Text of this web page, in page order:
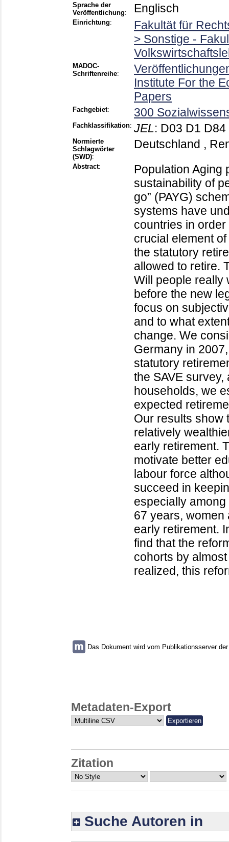
Sprache der
Veröffentlichung: Englisch
Einrichtung:
Fakultät für
> Sonstige -
MADOC-
Schriftenreihe:
Institute For the
Papers
Fachgebiet: 300
Fachklassifikation: JEL: D03 D1 D84
Normierte
Schlagwörter
(SWD):
Deutschland ,
Abstract:
Population Aging
sustainability of
go” (PAYG)
systems have
countries in
crucial element
the statutory
allowed to retire.
Will people really
before the new
focus on
and to what
change. We
Germany in
statutory
the SAVE
households, we
expected
Our results show
relatively
early retirement.
motivate better
labour force
succeed in
especially
67 years, women
early retirement.
find that the
cohorts by
realized, this
Das Dokument wird vom Publikationsserver
Metadaten-Export
Zitation
Suche Autoren in